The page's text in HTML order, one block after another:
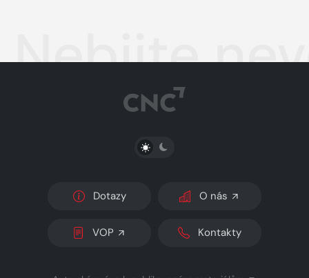
Nebijte
PŘEPNOUT SVĚTLÝ/TMAVÝ REŽIM
Dotazy O nás
VOP Kontakty